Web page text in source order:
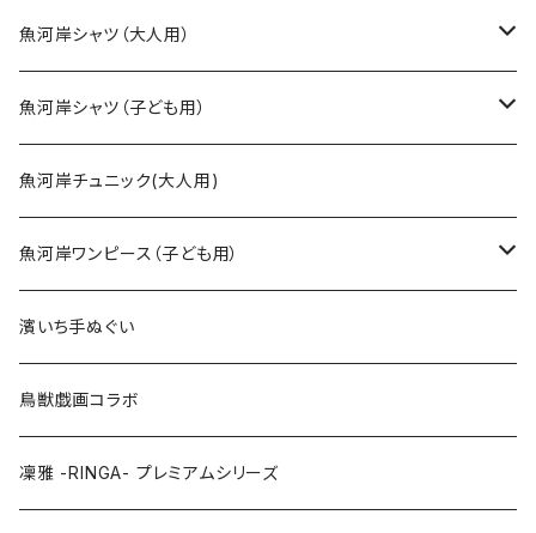
魚河岸シャツ（大人用）
SSサイズ
Sサイズ
Mサイズ
Lサイズ
LLサイズ
特大3Lサイズ
魚河岸シャツ（子ども用）
90cm
100cm
110cm
120cm
130cm
魚河岸チュニック(大人用)
魚河岸ワンピース（子ども用）
100cm
120cm
濱いち手ぬぐい
鳥獣戯画コラボ
凜雅 -RINGA- プレミアムシリーズ